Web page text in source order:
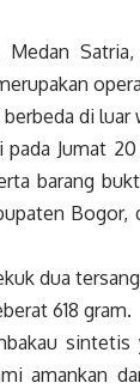
Satria,
di luar
Jumat
barang
Bogor,
dua
618 gram.
sintetis
amankan